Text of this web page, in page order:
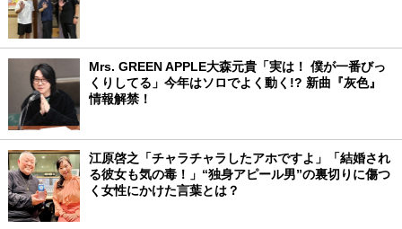
Mrs. GREEN APPLE大森元貴「実は！ 僕が一番びっ
くりしてる」今年はソロでよく動く!? 新曲『灰色』
情報解禁！
江原啓之「チャラチャラしたアホですよ」「結婚され
る彼女も気の毒！」“独身アピール男”の裏切りに傷つ
く女性にかけた言葉とは？